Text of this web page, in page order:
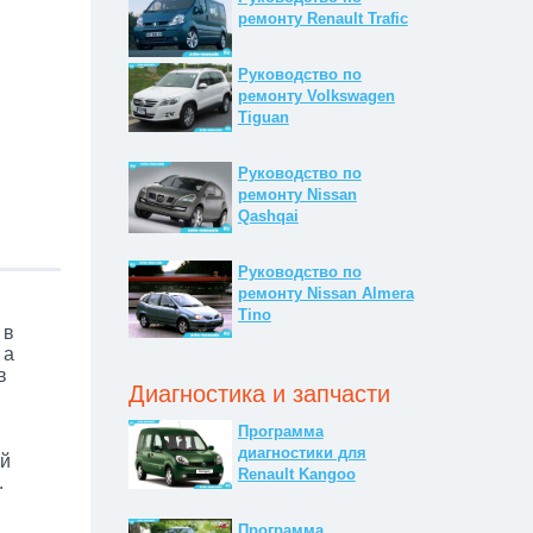
а
ремонту Renault Trafic
Руководство по
ремонту Volkswagen
Tiguan
Руководство по
ремонту Nissan
Qashqai
Руководство по
ремонту Nissan Almera
Tino
Диагностика и запчасти
Программа
диагностики для
Renault Kangoo